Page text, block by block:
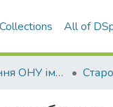
All of
Наукові видання ОНУ імені І. І. Мечникова